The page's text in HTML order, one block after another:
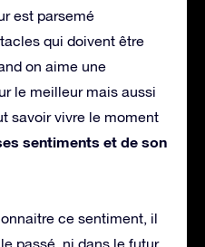
est parsemé
qui doivent être
on aime une
le meilleur mais aussi
savoir vivre le moment
sentiments et de son
ce sentiment, il
passé, ni dans le futur,